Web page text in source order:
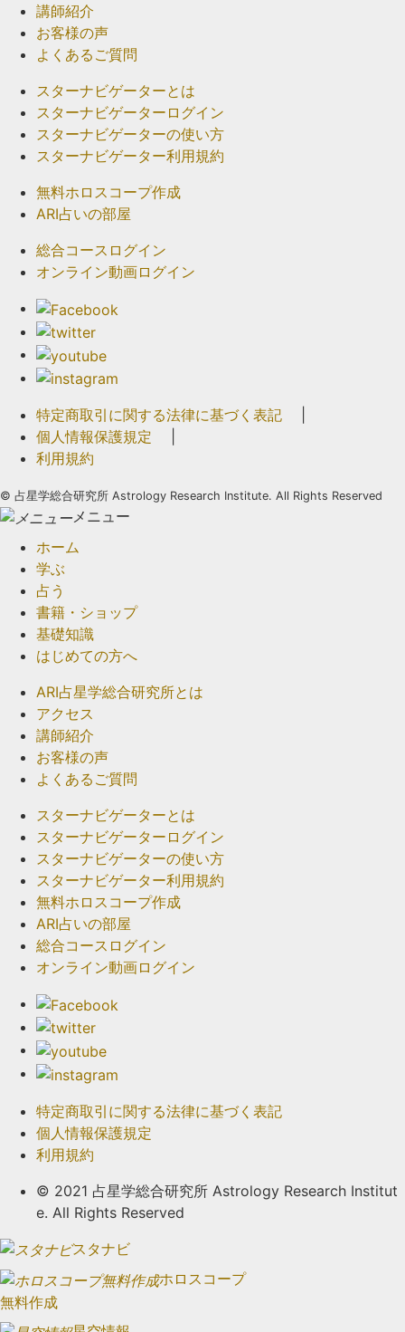
講師紹介
お客様の声
よくあるご質問
スターナビゲーターとは
スターナビゲーターログイン
スターナビゲーターの使い方
スターナビゲーター利用規約
無料ホロスコープ作成
ARI占いの部屋
総合コースログイン
オンライン動画ログイン
特定商取引に関する法律に基づく表記
個人情報保護規定
利用規約
© 占星学総合研究所 Astrology Research Institute. All Rights Reserved
メニュー
ホーム
学ぶ
占う
書籍・ショップ
基礎知識
はじめての方へ
ARI占星学総合研究所とは
アクセス
講師紹介
お客様の声
よくあるご質問
スターナビゲーターとは
スターナビゲーターログイン
スターナビゲーターの使い方
スターナビゲーター利用規約
無料ホロスコープ作成
ARI占いの部屋
総合コースログイン
オンライン動画ログイン
特定商取引に関する法律に基づく表記
個人情報保護規定
利用規約
© 2021 占星学総合研究所 Astrology Research Institut
e. All Rights Reserved
スタナビ
ホロスコープ
無料作成